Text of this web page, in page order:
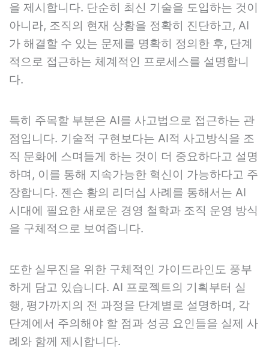
을 제시합니다. 단순히 최신 기술을 도입하는 것이
아니라, 조직의 현재 상황을 정확히 진단하고, AI
가 해결할 수 있는 문제를 명확히 정의한 후, 단계
적으로 접근하는 체계적인 프로세스를 설명합니
다.
특히 주목할 부분은 AI를 사고법으로 접근하는 관
점입니다. 기술적 구현보다는 AI적 사고방식을 조
직 문화에 스며들게 하는 것이 더 중요하다고 설명
하며, 이를 통해 지속가능한 혁신이 가능하다고 주
장합니다. 젠슨 황의 리더십 사례를 통해서는 AI
시대에 필요한 새로운 경영 철학과 조직 운영 방식
을 구체적으로 보여줍니다.
또한 실무진을 위한 구체적인 가이드라인도 풍부
하게 담고 있습니다. AI 프로젝트의 기획부터 실
행, 평가까지의 전 과정을 단계별로 설명하며, 각
단계에서 주의해야 할 점과 성공 요인들을 실제 사
례와 함께 제시합니다.